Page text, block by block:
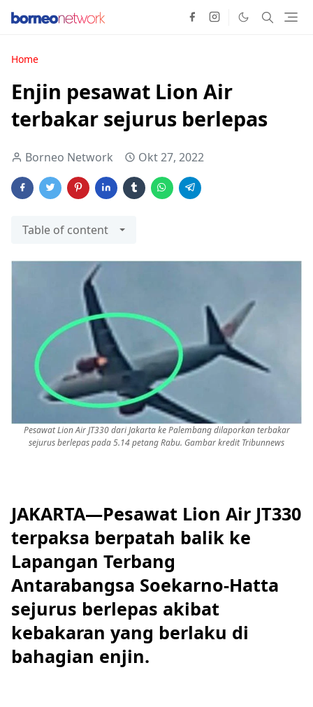
Home
Enjin pesawat Lion Air
terbakar sejurus berlepas
Borneo Network Okt 27, 2022
Table of content
Pesawat Lion Air JT330 dari Jakarta ke Palembang dilaporkan terbakar
sejurus berlepas pada 5.14 petang Rabu. Gambar kredit Tribunnews
JAKARTA—Pesawat Lion Air JT330
terpaksa berpatah balik ke
Lapangan Terbang
Antarabangsa Soekarno-Hatta
sejurus berlepas akibat
kebakaran yang berlaku di
bahagian enjin.